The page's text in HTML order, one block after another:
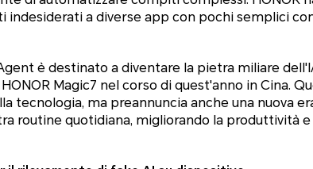
indesiderati a diverse app con pochi semplici
è destinato a diventare la pietra miliare
Magic7 nel corso di quest'anno in Cina.
tecnologia, ma preannuncia anche una nuova
routine quotidiana, migliorando la produttività